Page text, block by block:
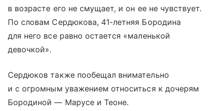
в возрасте его не смущает, и он ее не чувствует.
По словам Сердюкова, 41-летняя Бородина
для него все равно остается «маленькой
девочкой».
Сердюков также пообещал внимательно
и с огромным уважением относиться к дочерям
Бородиной — Марусе и Теоне.